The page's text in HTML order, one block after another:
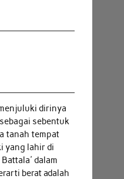
dirinya
sebentuk
tanah tempat
yang lahir di
dalam
berat adalah